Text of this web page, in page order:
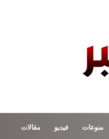
منوعات فيديو مقالات